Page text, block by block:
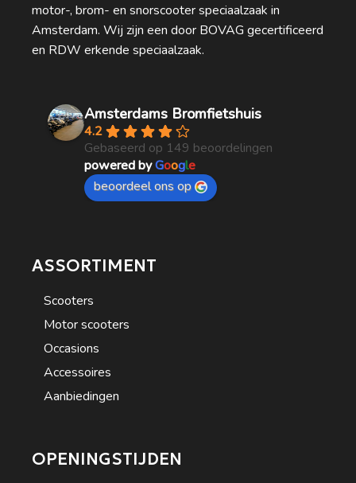
motor-, brom- en snorscooter speciaalzaak in
Amsterdam. Wij zijn een door BOVAG gecertificeerd
en RDW erkende speciaalzaak.
Amsterdams Bromfietshuis
4.2
Gebaseerd op 149 beoordelingen
powered byGoogle
beoordeel ons op
ASSORTIMENT
Scooters
Motor scooters
Occasions
Accessoires
Aanbiedingen
OPENINGSTIJDEN